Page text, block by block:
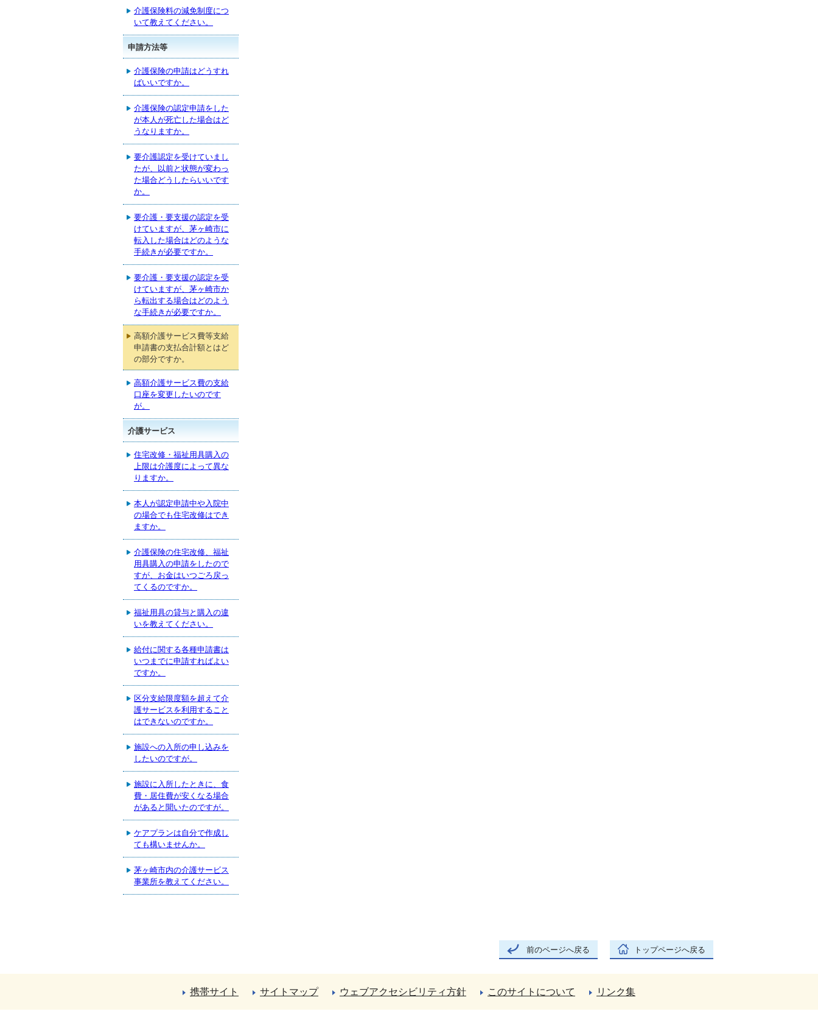
介護保険料の減免制度につ
いて教えてください。
申請方法等
介護保険の申請はどうすれ
ばいいですか。
介護保険の認定申請をした
が本人が死亡した場合はど
うなりますか。
要介護認定を受けていまし
たが、以前と状態が変わっ
た場合どうしたらいいです
か。
要介護・要支援の認定を受
けていますが、茅ヶ崎市に
転入した場合はどのような
手続きが必要ですか。
要介護・要支援の認定を受
けていますが、茅ヶ崎市か
ら転出する場合はどのよう
な手続きが必要ですか。
高額介護サービス費等支給
申請書の支払合計額とはど
の部分ですか。
高額介護サービス費の支給
口座を変更したいのです
が。
介護サービス
住宅改修・福祉用具購入の
上限は介護度によって異な
りますか。
本人が認定申請中や入院中
の場合でも住宅改修はでき
ますか。
介護保険の住宅改修、福祉
用具購入の申請をしたので
すが、お金はいつごろ戻っ
てくるのですか。
福祉用具の貸与と購入の違
いを教えてください。
給付に関する各種申請書は
いつまでに申請すればよい
ですか。
区分支給限度額を超えて介
護サービスを利用すること
はできないのですか。
施設への入所の申し込みを
したいのですが。
施設に入所したときに、食
費・居住費が安くなる場合
があると聞いたのですが。
ケアプランは自分で作成し
ても構いませんか。
茅ヶ崎市内の介護サービス
事業所を教えてください。
前のページへ戻る トップページへ戻る
携帯サイト サイトマップ ウェブアクセシビリティ方針 このサイトについて リンク集